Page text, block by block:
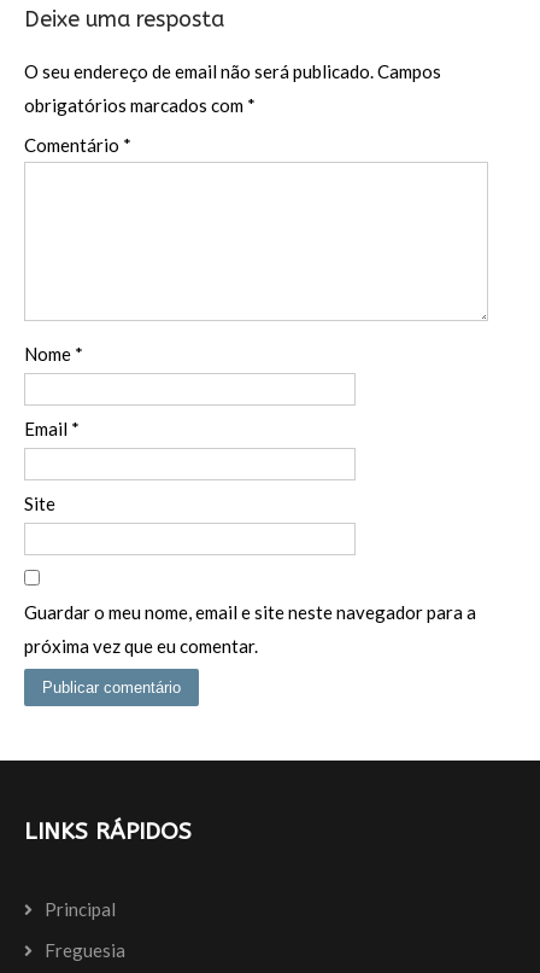
Deixe uma resposta
O seu endereço de email não será publicado.Campos
obrigatórios marcados com *
Comentário *
Nome *
Email *
Site
Guardar o meu nome, email e site neste navegador para a
próxima vez que eu comentar.
LINKS RÁPIDOS
Principal
Freguesia